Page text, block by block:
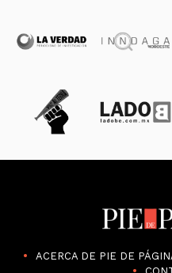
ACERCA DE PIE DE